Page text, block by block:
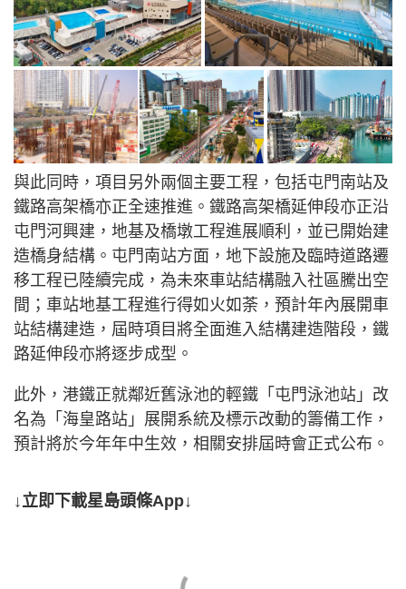
與此同時，項目另外兩個主要工程，包括屯門南站及
鐵路高架橋亦正全速推進。鐵路高架橋延伸段亦正沿
屯門河興建，地基及橋墩工程進展順利，並已開始建
造橋身結構。屯門南站方面，地下設施及臨時道路遷
移工程已陸續完成，為未來車站結構融入社區騰出空
間；車站地基工程進行得如火如荼，預計年內展開車
站結構建造，屆時項目將全面進入結構建造階段，鐵
路延伸段亦將逐步成型。
此外，港鐵正就鄰近舊泳池的輕鐵「屯門泳池站」改
名為「海皇路站」展開系統及標示改動的籌備工作，
預計將於今年年中生效，相關安排屆時會正式公布。
↓立即下載星島頭條App↓